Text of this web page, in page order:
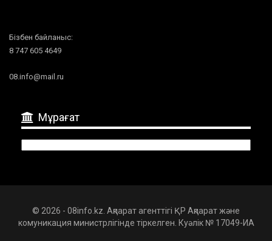
Бізбен байланыс:
8 747 605 4649
08.info@mail.ru
Мұрағат
© 2026 - 08info.kz. Ақпарат агенттігі ҚР Ақпарат және
комуникация министрлігінде тіркелген. Куәлік № 17049-ИА